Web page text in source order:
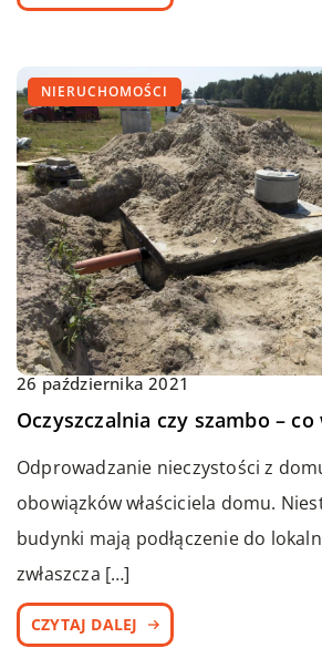
NIERUCHOMOŚCI
26 października 2021
Oczyszczalnia czy szambo – co
Odprowadzanie nieczystości z
obowiązków właściciela domu.
budynki mają podłączenie do
zwłaszcza […]
CZYTAJ DALEJ